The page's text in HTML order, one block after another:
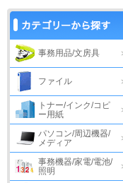
事務用品/文房具
ファイル
トナー/インク/コピ
ー用紙
パソコン/周辺機器/
メディア
事務機器/家電/電池/
照明